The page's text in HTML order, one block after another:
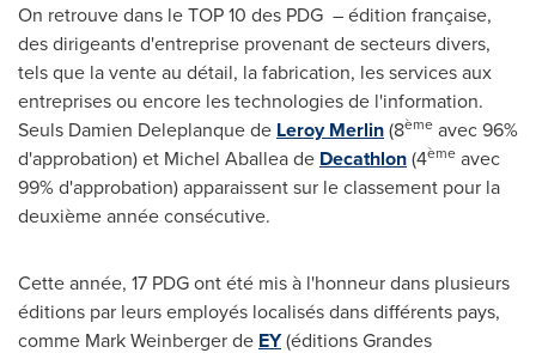
On retrouve dans le TOP 10 des PDG – édition française,
des dirigeants d'entreprise provenant de secteurs divers,
tels que la vente au détail, la fabrication, les services aux
entreprises ou encore les technologies de l'information.
Seuls Damien Deleplanque de Leroy Merlin(8ème avec 96%
d'approbation) et Michel Aballea de Decathlon(4ème avec
99% d'approbation) apparaissent sur le classement pour la
deuxième année consécutive.
Cette année, 17 PDG ont été mis à l'honneur dans plusieurs
éditions par leurs employés localisés dans différents pays,
comme Mark Weinberger de EY(éditions Grandes